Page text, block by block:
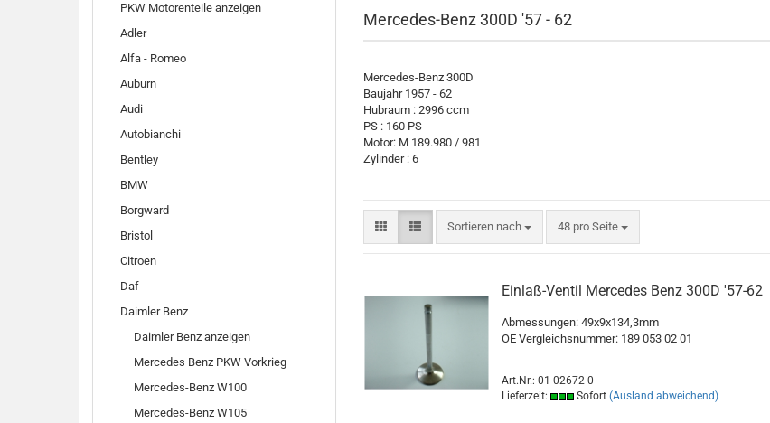
Mercedes-Benz 300D '57 - 62
Mercedes-Benz 300D
Baujahr 1957 - 62
Hubraum : 2996 ccm
PS : 160 PS
Motor: M 189.980 / 981
Zylinder : 6
Sortieren nach
Sortieren nach 48 pro Seite
pro Seite
Einlaß-Ventil Mercedes Benz 300D '57-62
Abmessungen: 49x9x134,3mm
OE Vergleichsnummer: 189 053 02 01
Art.Nr.: 01-02672-0
Lieferzeit:
Sofort (Ausland abweichend)
PKW Motorenteile anzeigen
Adler
Alfa - Romeo
Auburn
Audi
Autobianchi
Bentley
BMW
Borgward
Bristol
Citroen
Daf
Daimler Benz
Daimler Benz anzeigen
Mercedes Benz PKW Vorkrieg
Mercedes-Benz W100
Mercedes-Benz W105